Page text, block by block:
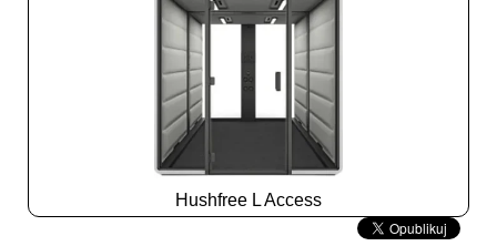
Hushfree L Access
Slide